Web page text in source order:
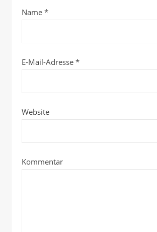
Name *
E-Mail-Adresse *
Website
Kommentar